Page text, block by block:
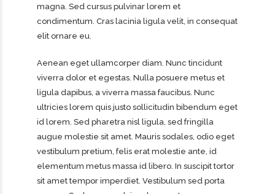
magna. Sed cursus pulvinar lorem et
condimentum. Cras lacinia ligula velit, in consequat
elit ornare eu.
Aenean eget ullamcorper diam. Nunc tincidunt
viverra dolor et egestas. Nulla posuere metus et
ligula dapibus, a viverra massa faucibus. Nunc
ultricies lorem quis justo sollicitudin bibendum eget
id lorem. Sed pharetra nisl ligula, sed fringilla
augue molestie sit amet. Mauris sodales, odio eget
vestibulum pretium, felis erat molestie ante, id
elementum metus massa id libero. In suscipit tortor
sit amet tempor imperdiet. Vestibulum sed porta